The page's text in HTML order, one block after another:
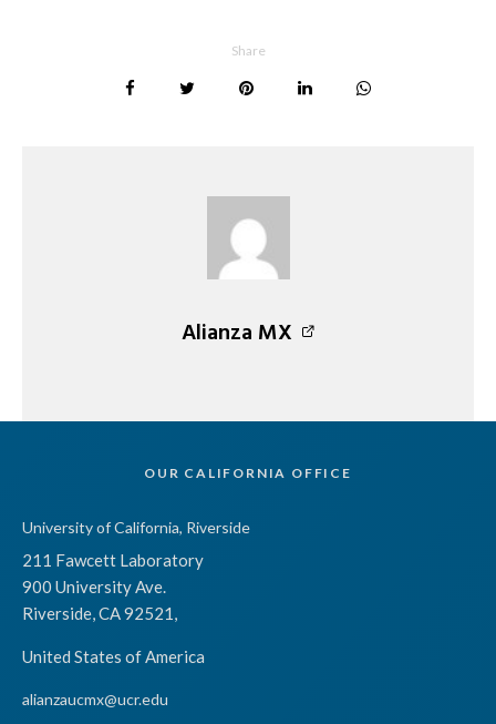
Share
Alianza MX
OUR CALIFORNIA OFFICE
University of California, Riverside
211 Fawcett Laboratory
900 University Ave.
Riverside, CA 92521,
United States of America
alianzaucmx@ucr.edu